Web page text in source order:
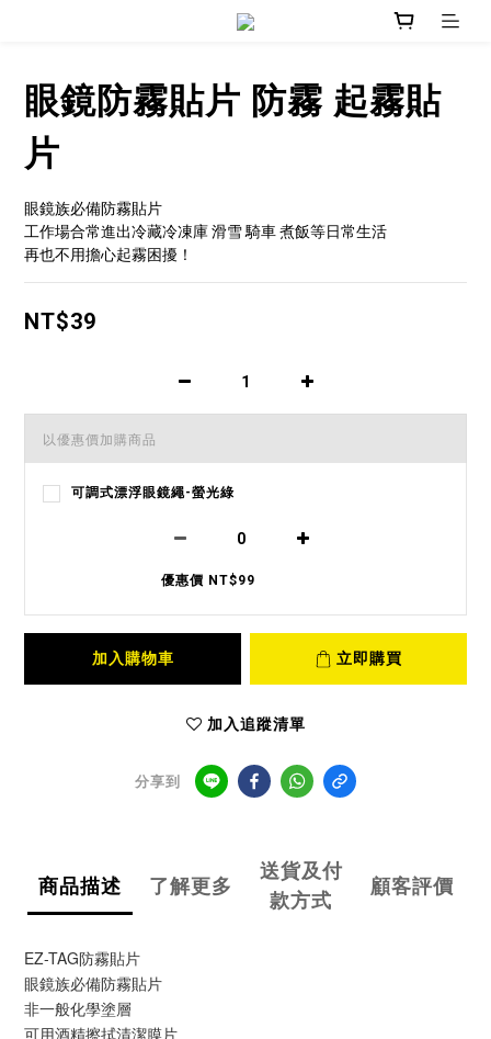
眼鏡防霧貼片 防霧 起霧貼
片
眼鏡族必備防霧貼片
工作場合常進出冷藏冷凍庫 滑雪 騎車 煮飯等日常生活
再也不用擔心起霧困擾！
NT$39
以優惠價加購商品
可調式漂浮眼鏡繩-螢光綠
優惠價 NT$99
加入購物車 立即購買
加入追蹤清單
分享到
商品描述 了解更多
送貨及付
款方式
顧客評價
EZ-TAG防霧貼片
眼鏡族必備防霧貼片
非一般化學塗層
可用酒精擦拭清潔膜片